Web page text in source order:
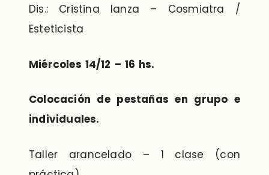
Dis.: Cristina lanza – Cosmiatra /
Esteticista
Miércoles 14/12 – 16 hs.
Colocación de pestañas en grupo e
individuales.
Taller arancelado – 1 clase (con